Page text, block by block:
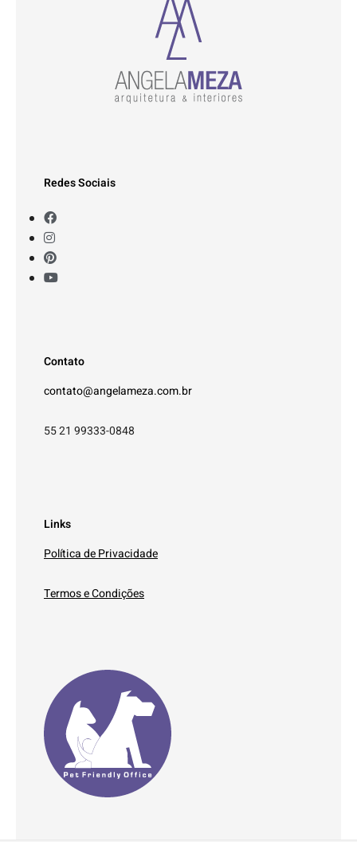
Redes Sociais
Contato
contato@angelameza.com.br
55 21 99333-0848
Links
Política de Privacidade
Termos e Condições